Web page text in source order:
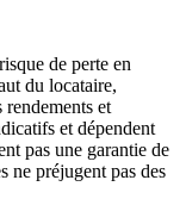
de perte en
du locataire,
et
et dépendent
pas une garantie de
ne préjugent pas des